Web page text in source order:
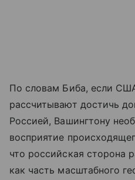
По словам Биба, если
рассчитывают достичь
Россией, Вашингтону
восприятие
что российская сторона
как часть масштабного